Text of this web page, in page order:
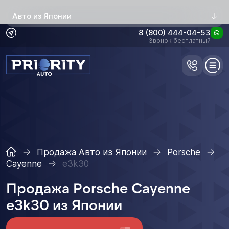
Авто из Японии
8 (800) 444-04-53
Звонок бесплатный
Продажа Авто из Японии
Porsche
Cayenne
e3k30
Продажа Porsche Cayenne
e3k30 из Японии